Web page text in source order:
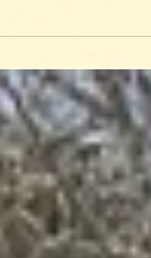
してきたことを思
が近いこともあり
わってきました。
渡したり、歌をう